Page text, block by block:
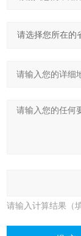
请输入计算结果（